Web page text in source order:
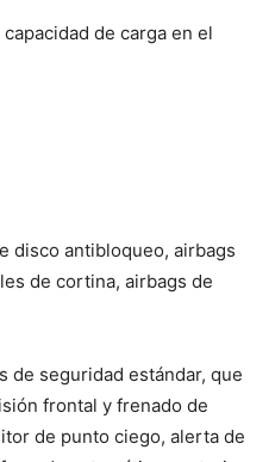
de carga en el
disco antibloqueo, airbags
de cortina, airbags de
de seguridad estándar, que
frontal y frenado de
de punto ciego, alerta de